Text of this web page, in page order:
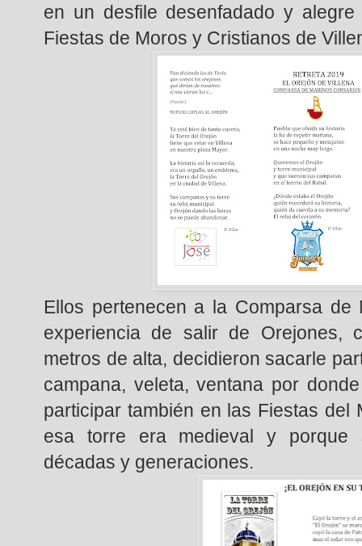
en un desfile desenfadado y
Fiestas de Moros y Cristianos de
Ellos pertenecen a la Comparsa
experiencia de salir de Orejones,
metros de alta, decidieron sacarle
campana, veleta, ventana por
participar también en las Fiestas del
esa torre era medieval y porque
décadas y generaciones.